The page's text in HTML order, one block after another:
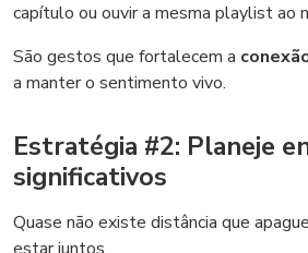
capítulo ou ouvir a mesma playlist ao
São gestos que fortalecem a
a manter o sentimento vivo.
Estratégia #2: Planeje
significativos
Quase não existe distância que